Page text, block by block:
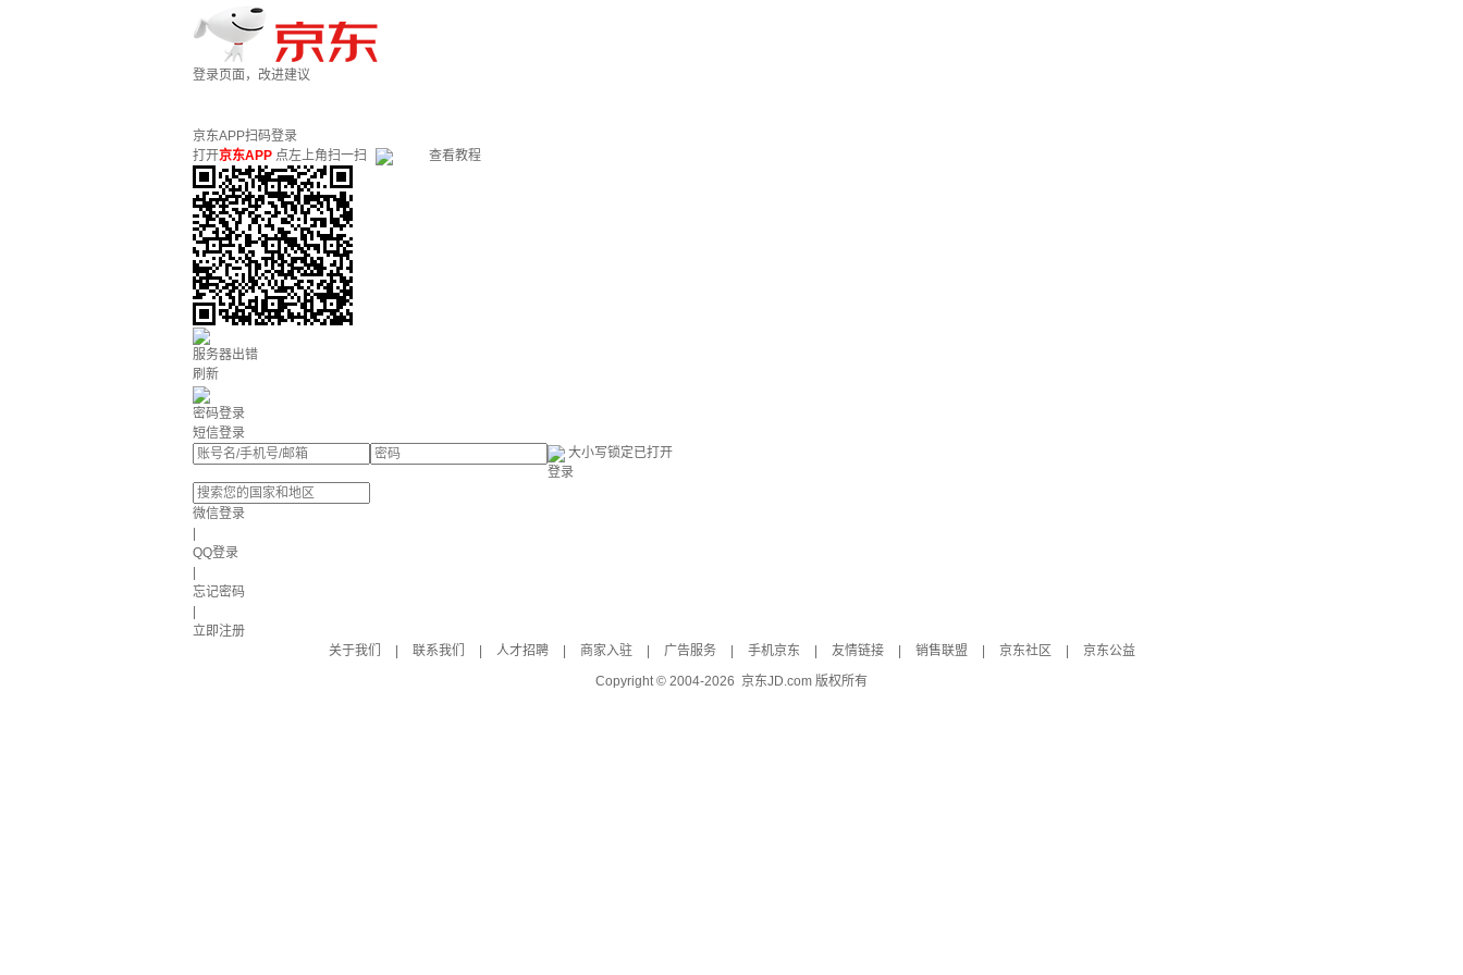
登录页面，改进建议
京东APP扫码登录
打开京东APP 点左上角扫一扫 查看教程
服务器出错
刷新
密码登录
短信登录
大小写锁定已打开
登录
微信登录
QQ登录
忘记密码
立即注册
关于我们
联系我们 人才招聘 商家入驻 广告服务 手机京东 友情链接 销售联盟 京东社区
京东公益
Copyright © 2004-2026 京东JD.com 版权所有